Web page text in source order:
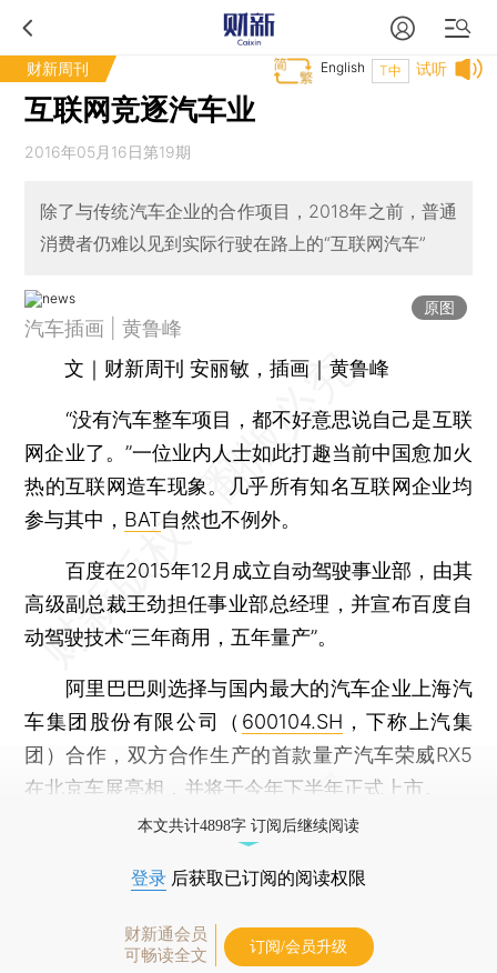
财新周刊 试听
T中
English
互联网竞逐汽车业
2016年05月16日第19期
除了与传统汽车企业的合作项目，2018年之前，普通
消费者仍难以见到实际行驶在路上的“互联网汽车”
原图
汽车插画 | 黄鲁峰
文｜财新周刊 安丽敏，插画｜黄鲁峰
“没有汽车整车项目，都不好意思说自己是互联
网企业了。”一位业内人士如此打趣当前中国愈加火
热的互联网造车现象。几乎所有知名互联网企业均
参与其中， BAT自然也不例外。
百度在2015年12月成立自动驾驶事业部，由其
高级副总裁王劲担任事业部总经理，并宣布百度自
动驾驶技术“三年商用，五年量产”。
阿里巴巴则选择与国内最大的汽车企业上海汽
车集团股份有限公司（ 600104.SH ，下称上汽集
团）合作，双方合作生产的首款量产汽车荣威RX5
在北京车展亮相，并将于今年下半年正式上市。
本文共计4898字 订阅后继续阅读
登录 后获取已订阅的阅读权限
财新通会员
可畅读全文
订阅/会员升级